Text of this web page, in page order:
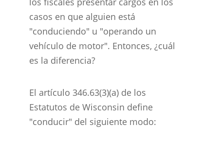
casos en que alguien está
"conduciendo" u "operando un
vehículo de motor". Entonces, ¿cuál
es la diferencia?
El artículo 346.63(3)(a) de los
Estatutos de Wisconsin define
"conducir" del siguiente modo: